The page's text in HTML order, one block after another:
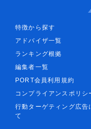
特徴から探す
アドバイザ一覧
ランキング根拠
編集者一覧
PORT会員利用規約
コンプライアンスポリシ
行動ターゲティング広告
て